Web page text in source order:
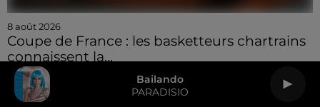
Bailando
PARADISIO
8 août 2026
Coupe de France : les basketteurs chartrains
connaissent la...